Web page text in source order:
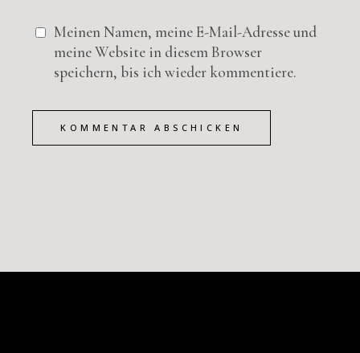
Meinen Namen, meine E-Mail-Adresse und
meine Website in diesem Browser
speichern, bis ich wieder kommentiere.
KOMMENTAR ABSCHICKEN